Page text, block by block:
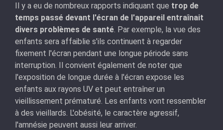
Il y a eu de nombreux rapports indiquant que trop de
temps passé devant l'écran de l'appareil entraînait
divers problèmes de santé. Par exemple, la vue des
enfants sera affaiblie s'ils continuent à regarder
fixement l'écran pendant une longue période sans
interruption. Il convient également de noter que
l'exposition de longue durée à l'écran expose les
enfants aux rayons UV et peut entraîner un
vieillissement prématuré. Les enfants vont ressembler
à des vieillards. L'obésité, le caractère agressif,
l'amnésie peuvent aussi leur arriver.